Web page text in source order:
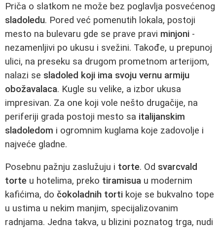
Priča o slatkom ne može bez poglavlja posvećenog
sladoledu. Pored već pomenutih lokala, postoji
mesto na bulevaru gde se prave pravi minjoni -
nezamenljivi po ukusu i svežini. Takođe, u prepunoj
ulici, na preseku sa drugom prometnom arterijom,
nalazi se sladoled koji ima svoju vernu armiju
obožavalaca. Kugle su velike, a izbor ukusa
impresivan. Za one koji vole nešto drugačije, na
periferiji grada postoji mesto sa italijanskim
sladoledom i ogromnim kuglama koje zadovolje i
najveće gladne.
Posebnu pažnju zaslužuju i torte. Od svarcvald
torte u hotelima, preko tiramisua u modernim
kafićima, do čokoladnih torti koje se bukvalno tope
u ustima u nekim manjim, specijalizovanim
radnjama. Jedna takva, u blizini poznatog trga, nudi